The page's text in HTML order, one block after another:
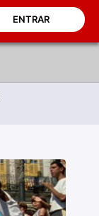
ENTRAR